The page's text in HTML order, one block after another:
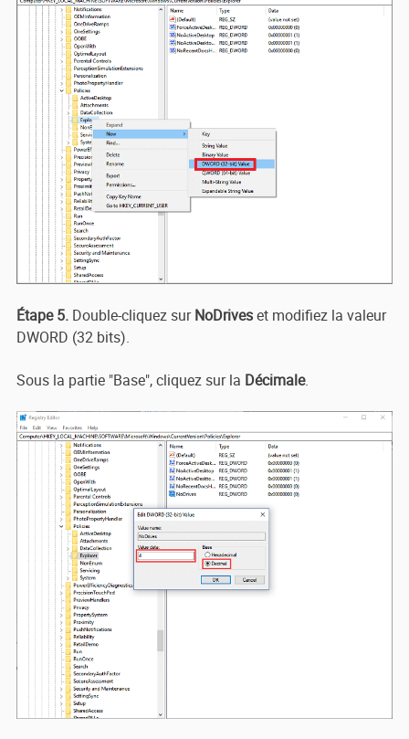
Étape 5.Double-cliquez surNoDriveset modifiez la valeur
DWORD (32 bits).
Sous la partie "Base", cliquez sur la Décimale.